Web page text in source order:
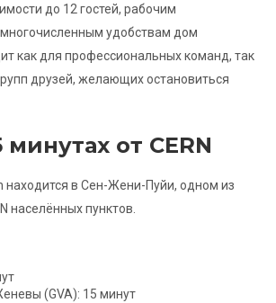
до 12 гостей, рабочим
удобствам дом
как для профессиональных команд, так
друзей, желающих остановиться
минутах от CERN
находится в Сен-Жени-Пуйи, одном из
населённых пунктов.
(GVA): 15 минут